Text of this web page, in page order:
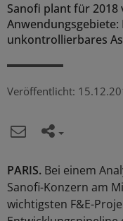
Sanofi plant für 2018
Anwendungsgebiete:
unkontrollierbares
Veröffentlicht:
PARIS. Bei einem
Sanofi-Konzern am
wichtigsten F&E-